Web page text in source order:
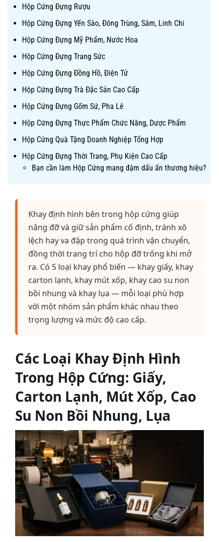
Hộp Cứng Đựng Rượu
Hộp Cứng Đựng Yến Sào, Đông Trùng, Sâm, Linh Chi
Hộp Cứng Đựng Mỹ Phẩm, Nước Hoa
Hộp Cứng Đựng Trang Sức
Hộp Cứng Đựng Đồng Hồ, Điện Tử
Hộp Cứng Đựng Trà Đặc Sản Cao Cấp
Hộp Cứng Đựng Gốm Sứ, Pha Lê
Hộp Cứng Đựng Thực Phẩm Chức Năng, Dược Phẩm
Hộp Cứng Quà Tặng Doanh Nghiệp Tổng Hợp
Hộp Cứng Đựng Thời Trang, Phụ Kiện Cao Cấp
Bạn cần làm Hộp Cứng mang đậm dấu ấn thương hiệu?
Khay định hình bên trong hộp cứng giúp
nâng đỡ và giữ sản phẩm cố định, tránh xô
lệch hay va đập trong quá trình vận chuyển,
đồng thời trang trí cho hộp đỡ trống khi mở
ra. Có 5 loại khay phổ biến — khay giấy, khay
carton lạnh, khay mút xốp, khay cao su non
bồi nhung và khay lụa — mỗi loại phù hợp
với một nhóm sản phẩm khác nhau theo
trọng lượng và mức độ cao cấp.
Các Loại Khay Định Hình
Trong Hộp Cứng: Giấy,
Carton Lạnh, Mút Xốp, Cao
Su Non Bồi Nhung, Lụa